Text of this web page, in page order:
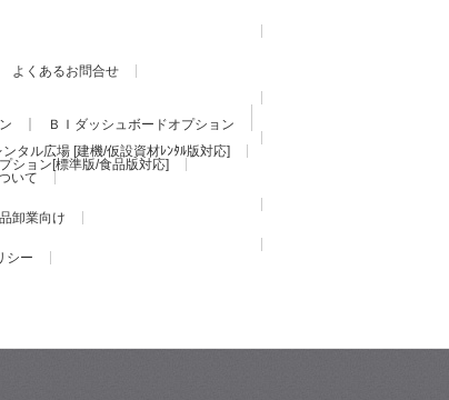
よくあるお問合せ
ＢＩダッシュボードオプション
タル広場 [建機/仮設資材ﾚﾝﾀﾙ版対応]
ション[標準版/食品版対応]
いて
卸業向け
シー